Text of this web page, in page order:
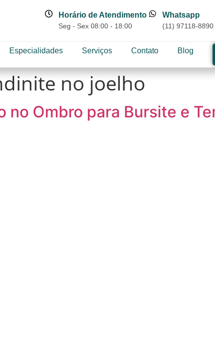
Horário de Atendimento
Seg - Sex 08:00 - 18:00
Whatsapp
(11) 97118-8890
Especialidades Serviços Contato Blog
no joelho
no Ombro para Bursite e